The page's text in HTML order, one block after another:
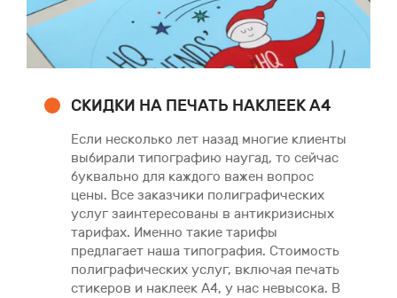
СКИДКИ НА ПЕЧАТЬ НАКЛЕЕК А4
Если несколько лет назад многие клиенты
выбирали типографию наугад, то сейчас
буквально для каждого важен вопрос
цены. Все заказчики полиграфических
услуг заинтересованы в антикризисных
тарифах. Именно такие тарифы
предлагает наша типография. Стоимость
полиграфических услуг, включая печать
стикеров и наклеек А4, у нас невысока. В